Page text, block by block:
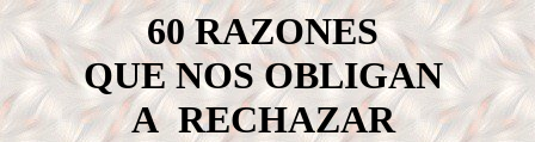
60 RAZONES
QUE NOS OBLIGAN
A RECHAZAR